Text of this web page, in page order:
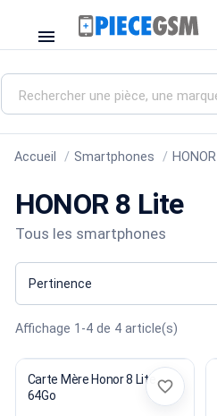
menu
Accueil Smartphones HONOR
HONOR 8 Lite
Tous les smartphones
Pertinence
Affichage 1-4 de 4 article(s)
Carte Mère Honor 8 Lite
64Go
favorite_border